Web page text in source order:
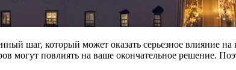
шаг, который может оказать серьезное влияние
могут повлиять на ваше окончательное решение.